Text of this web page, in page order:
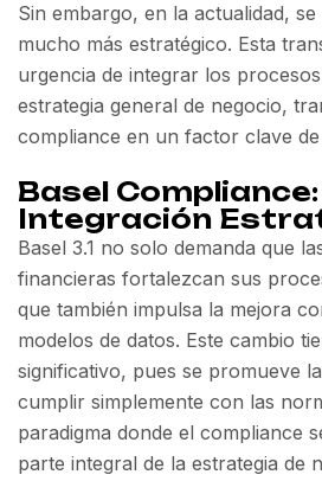
Sin embargo, en la actualidad,
mucho más estratégico. Esta
urgencia de integrar los
estrategia general de negocio,
compliance en un factor clave de
Basel Compliance:
Integración
Basel 3.1 no solo demanda que
financieras fortalezcan sus
que también impulsa la mejora
modelos de datos. Este cambio
significativo, pues se promueve
cumplir simplemente con las
paradigma donde el compliance
parte integral de la estrategia de